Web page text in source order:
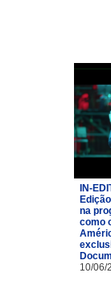
IN-
na
como
10/06/